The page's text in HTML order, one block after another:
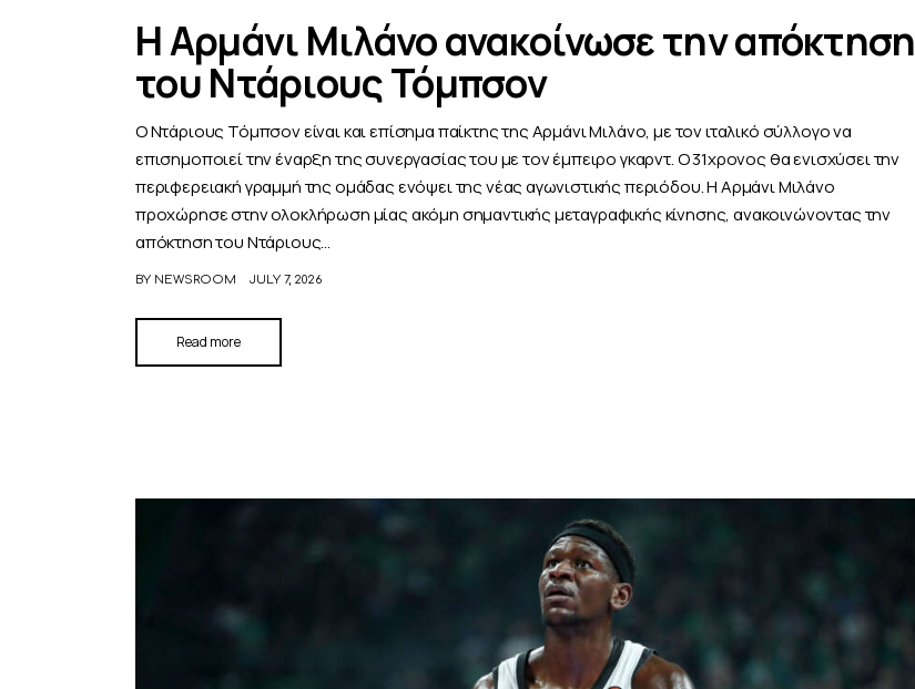
Η Αρμάνι Μιλάνο ανακοίνωσε την απόκτηση
του Ντάριους Τόμπσον
Ο Ντάριους Τόμπσον είναι και επίσημα παίκτης της Αρμάνι Μιλάνο, με τον ιταλικό σύλλογο να
επισημοποιεί την έναρξη της συνεργασίας του με τον έμπειρο γκαρντ. Ο 31χρονος θα ενισχύσει την
περιφερειακή γραμμή της ομάδας ενόψει της νέας αγωνιστικής περιόδου. Η Αρμάνι Μιλάνο
προχώρησε στην ολοκλήρωση μίας ακόμη σημαντικής μεταγραφικής κίνησης, ανακοινώνοντας την
απόκτηση του Ντάριους…
BY NEWSROOM JULY 7, 2026
Read more